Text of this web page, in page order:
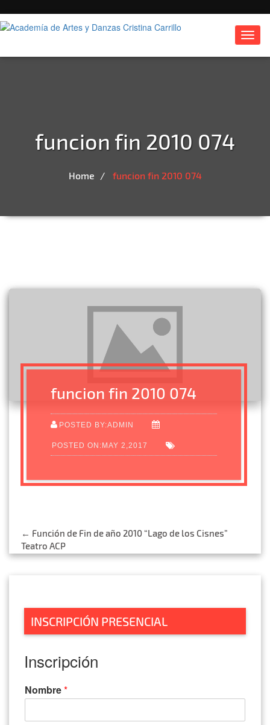
funcion fin 2010 074
Home funcion fin 2010 074
funcion fin 2010 074
POSTED BY:ADMIN
POSTED ON:MAY 2,2017
Post
navigation
← Función de Fin de año 2010 “Lago de los Cisnes”
Teatro ACP
INSCRIPCIÓN PRESENCIAL
Inscripción
Nombre*